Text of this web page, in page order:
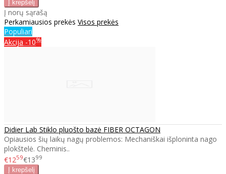
Į norų sąrašą
Perkamiausios prekės Visos prekės
Populiari
Akcija -10%
Didier Lab Stiklo pluošto bazė FIBER OCTAGON
Opiausios šių laikų nagų problemos: Mechaniškai išploninta nago
plokštelė. Cheminis..
€1259€1399